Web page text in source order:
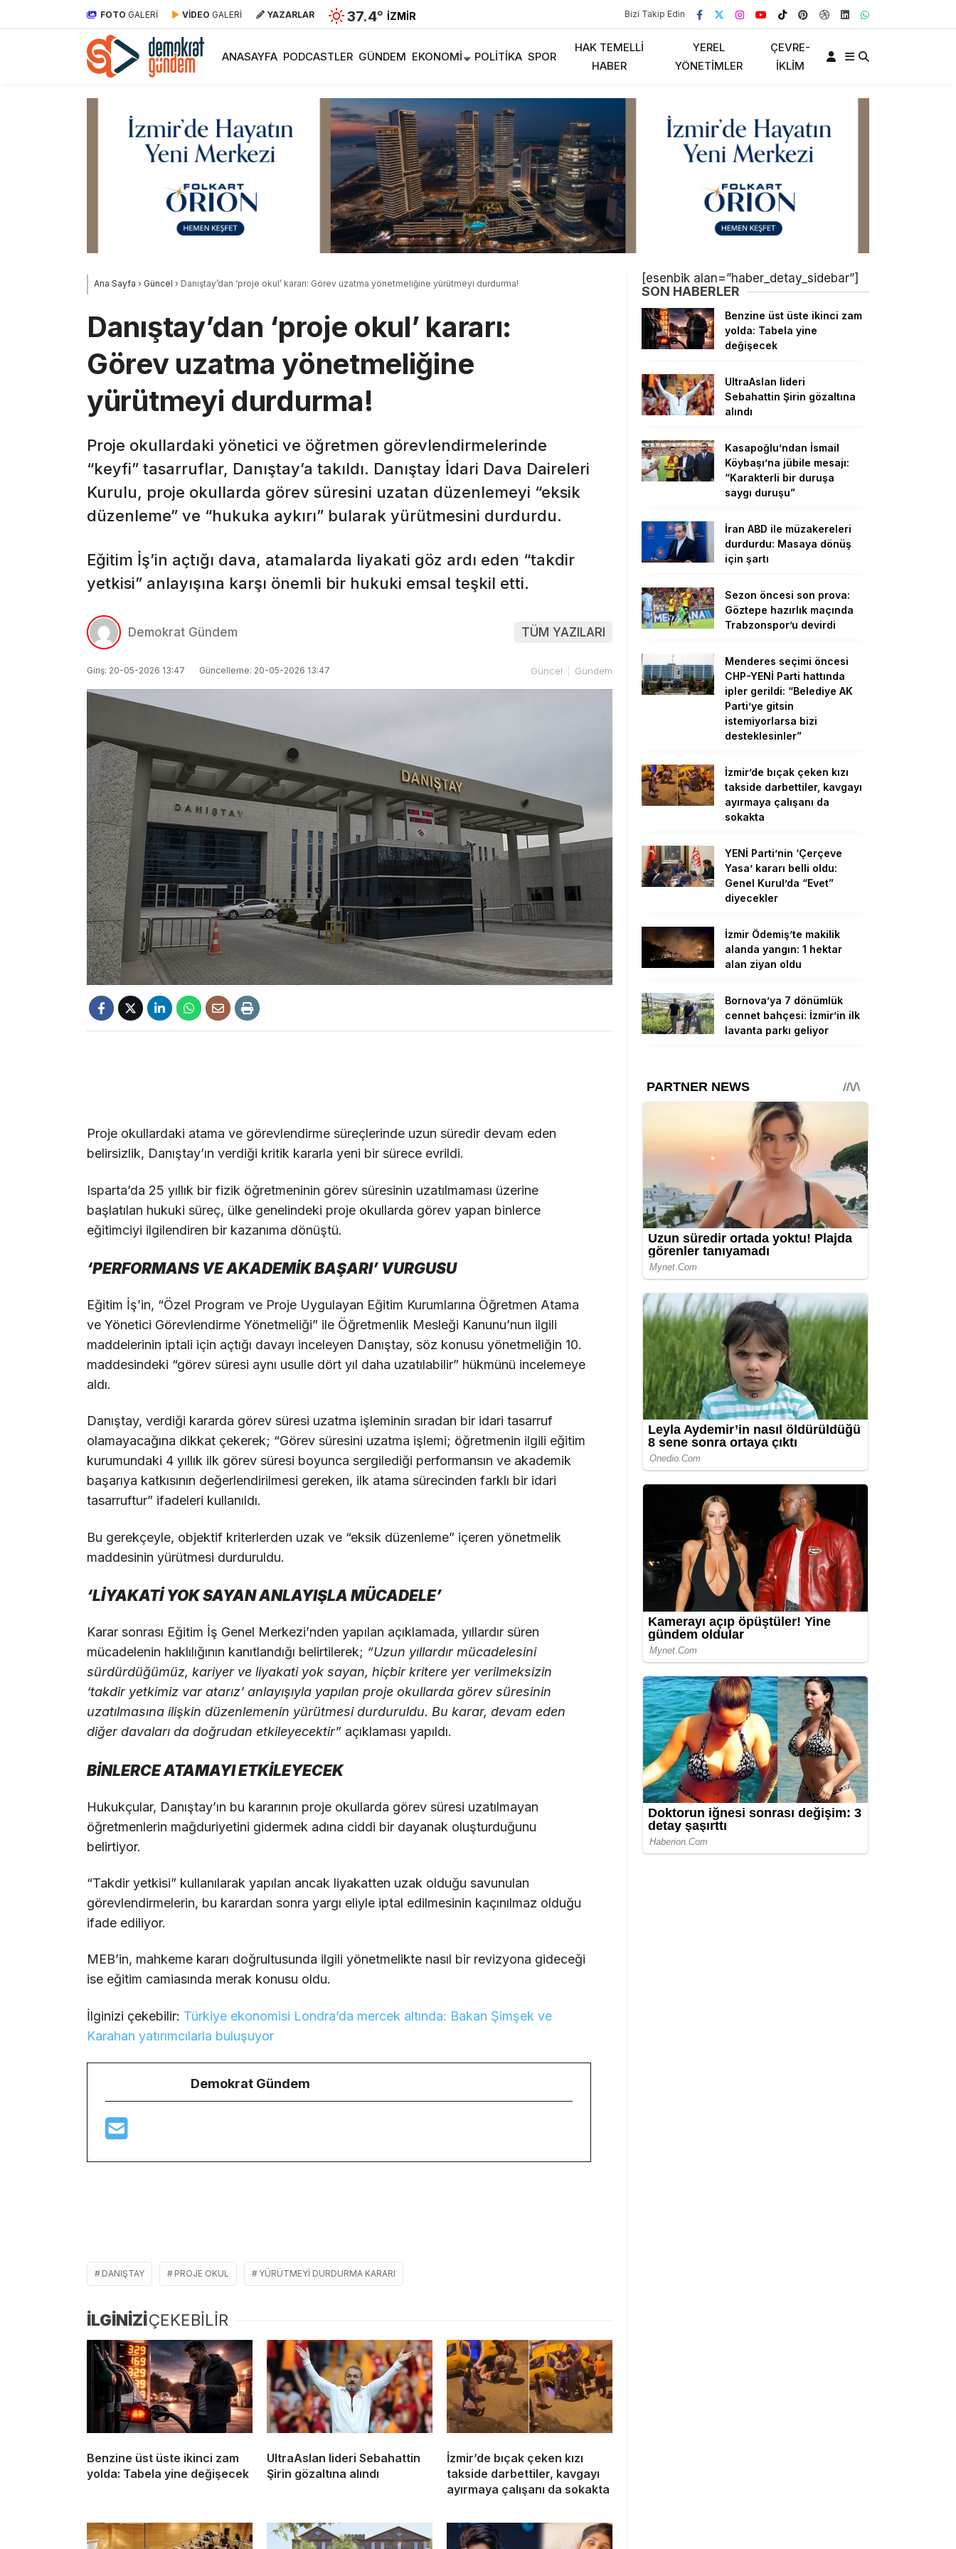
FOTO GALERİ VİDEO GALERİ YAZARLAR 37.4° İZMIR Bizi Takip Edin
ANASAYFA PODCASTLER GÜNDEM EKONOMI POLITIKA SPOR
HAK TEMELLI
HABER
YEREL
YÖNETIMLER
ÇEVRE-
İKLIM
Ana Sayfa › Güncel › Danıştay’dan ‘proje okul’ kararı: Görev uzatma yönetmeliğine yürütmeyi durdurma!
Danıştay’dan ‘proje okul’ kararı:
Görev uzatma yönetmeliğine
yürütmeyi durdurma!
Proje okullardaki yönetici ve öğretmen görevlendirmelerinde
“keyfi” tasarruflar, Danıştay’a takıldı. Danıştay İdari Dava Daireleri
Kurulu, proje okullarda görev süresini uzatan düzenlemeyi “eksik
düzenleme” ve “hukuka aykırı” bularak yürütmesini durdurdu.
Eğitim İş’in açtığı dava, atamalarda liyakati göz ardı eden “takdir
yetkisi” anlayışına karşı önemli bir hukuki emsal teşkil etti.
Demokrat Gündem TÜM YAZILARI
Giriş: 20-05-2026 13:47 Güncelleme: 20-05-2026 13:47 Güncel Gündem
Proje okullardaki atama ve görevlendirme süreçlerinde uzun süredir devam eden
belirsizlik, Danıştay’ın verdiği kritik kararla yeni bir sürece evrildi.
Isparta’da 25 yıllık bir fizik öğretmeninin görev süresinin uzatılmaması üzerine
başlatılan hukuki süreç, ülke genelindeki proje okullarda görev yapan binlerce
eğitimciyi ilgilendiren bir kazanıma dönüştü.
‘PERFORMANS VE AKADEMİK BAŞARI’ VURGUSU
Eğitim İş’in, “Özel Program ve Proje Uygulayan Eğitim Kurumlarına Öğretmen Atama
ve Yönetici Görevlendirme Yönetmeliği” ile Öğretmenlik Mesleği Kanunu’nun ilgili
maddelerinin iptali için açtığı davayı inceleyen Danıştay, söz konusu yönetmeliğin 10.
maddesindeki “görev süresi aynı usulle dört yıl daha uzatılabilir” hükmünü incelemeye
aldı.
Danıştay, verdiği kararda görev süresi uzatma işleminin sıradan bir idari tasarruf
olamayacağına dikkat çekerek; “Görev süresini uzatma işlemi; öğretmenin ilgili eğitim
kurumundaki 4 yıllık ilk görev süresi boyunca sergilediği performansın ve akademik
başarıya katkısının değerlendirilmesi gereken, ilk atama sürecinden farklı bir idari
tasarruftur” ifadeleri kullanıldı.
Bu gerekçeyle, objektif kriterlerden uzak ve “eksik düzenleme” içeren yönetmelik
maddesinin yürütmesi durduruldu.
‘LİYAKATİ YOK SAYAN ANLAYIŞLA MÜCADELE’
Karar sonrası Eğitim İş Genel Merkezi’nden yapılan açıklamada, yıllardır süren
mücadelenin haklılığının kanıtlandığı belirtilerek; “Uzun yıllardır mücadelesini
sürdürdüğümüz, kariyer ve liyakati yok sayan, hiçbir kritere yer verilmeksizin
‘takdir yetkimiz var atarız’ anlayışıyla yapılan proje okullarda görev süresinin
uzatılmasına ilişkin düzenlemenin yürütmesi durduruldu. Bu karar, devam eden
diğer davaları da doğrudan etkileyecektir” açıklaması yapıldı.
BİNLERCE ATAMAYI ETKİLEYECEK
Hukukçular, Danıştay’ın bu kararının proje okullarda görev süresi uzatılmayan
öğretmenlerin mağduriyetini gidermek adına ciddi bir dayanak oluşturduğunu
belirtiyor.
“Takdir yetkisi” kullanılarak yapılan ancak liyakatten uzak olduğu savunulan
görevlendirmelerin, bu karardan sonra yargı eliyle iptal edilmesinin kaçınılmaz olduğu
ifade ediliyor.
MEB’in, mahkeme kararı doğrultusunda ilgili yönetmelikte nasıl bir revizyona gideceği
ise eğitim camiasında merak konusu oldu.
İlginizi çekebilir: Türkiye ekonomisi Londra’da mercek altında: Bakan Şimşek ve
Karahan yatırımcılarla buluşuyor
Demokrat Gündem
DANIŞTAY PROJE OKUL YÜRÜTMEYI DURDURMA KARARI
İLGİNİZİÇEKEBİLİR
Benzine üst üste ikinci zam
yolda: Tabela yine değişecek
UltraAslan lideri Sebahattin
Şirin gözaltına alındı
İzmir’de bıçak çeken kızı
takside darbettiler, kavgayı
ayırmaya çalışanı da sokakta
[esenbik alan=”haber_detay_sidebar”]
SON HABERLER
Benzine üst üste ikinci zam
yolda: Tabela yine
değişecek
UltraAslan lideri
Sebahattin Şirin gözaltına
alındı
Kasapoğlu’ndan İsmail
Köybaşı’na jübile mesajı:
“Karakterli bir duruşa
saygı duruşu”
İran ABD ile müzakereleri
durdurdu: Masaya dönüş
için şartı
Sezon öncesi son prova:
Göztepe hazırlık maçında
Trabzonspor’u devirdi
Menderes seçimi öncesi
CHP-YENİ Parti hattında
ipler gerildi: “Belediye AK
Parti’ye gitsin
istemiyorlarsa bizi
desteklesinler”
İzmir’de bıçak çeken kızı
takside darbettiler, kavgayı
ayırmaya çalışanı da
sokakta
YENİ Parti’nin ‘Çerçeve
Yasa’ kararı belli oldu:
Genel Kurul’da “Evet”
diyecekler
İzmir Ödemiş’te makilik
alanda yangın: 1 hektar
alan ziyan oldu
Bornova’ya 7 dönümlük
cennet bahçesi: İzmir’in ilk
lavanta parkı geliyor